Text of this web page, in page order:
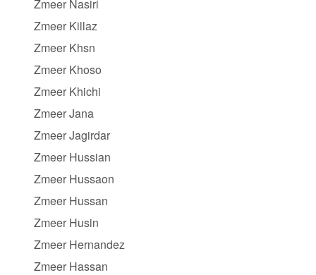
Zmeer Nasiri
Zmeer Killaz
Zmeer Khsn
Zmeer Khoso
Zmeer Khichi
Zmeer Jana
Zmeer Jagirdar
Zmeer Hussian
Zmeer Hussaon
Zmeer Hussan
Zmeer Husin
Zmeer Hernandez
Zmeer Hassan